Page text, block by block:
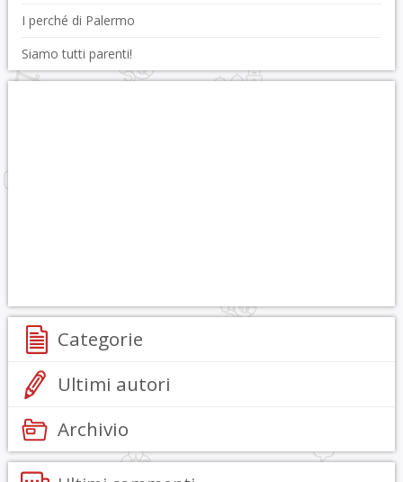
I perché di Palermo
Siamo tutti parenti!
Categorie
Ultimi autori
Archivio